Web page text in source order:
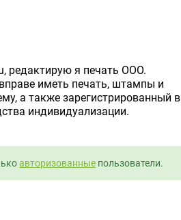
редактирую я печать ООО.
иметь печать, штампы и
а также зарегистрированный в
индивидуализации.
авторизованные пользователи.